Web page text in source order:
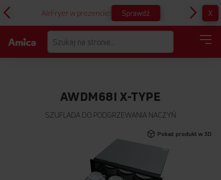
AirFryer w prezencie! Sprawdź X
AWDM68I X-TYPE
SZUFLADA DO PODGRZEWANIA NACZYŃ
Pokaż produkt w 3D